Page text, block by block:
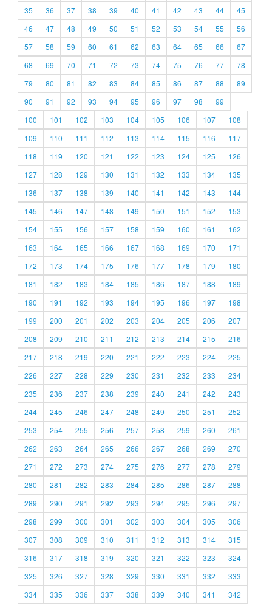
35
36 37 38 39 40 41 42 43 44
45
46
47 48 49 50 51 52 53 54 55
56
57
58 59 60 61 62 63 64 65 66
67
68
69 70 71 72 73 74 75 76 77
78
79
80 81 82 83 84 85 86 87 88
89
90
91 92 93 94 95 96 97 98
99
100
101 102 103 104 105 106 107
108
109
110 111 112 113 114 115 116
117
118
119 120 121 122 123 124 125
126
127
128 129 130 131 132 133 134
135
136
137 138 139 140 141 142 143
144
145
146 147 148 149 150 151 152
153
154
155 156 157 158 159 160 161
162
163
164 165 166 167 168 169 170
171
172
173 174 175 176 177 178 179
180
181
182 183 184 185 186 187 188
189
190
191 192 193 194 195 196 197
198
199
200 201 202 203 204 205 206
207
208
209 210 211 212 213 214 215
216
217
218 219 220 221 222 223 224
225
226
227 228 229 230 231 232 233
234
235
236 237 238 239 240 241 242
243
244
245 246 247 248 249 250 251
252
253
254 255 256 257 258 259 260
261
262
263 264 265 266 267 268 269
270
271
272 273 274 275 276 277 278
279
280
281 282 283 284 285 286 287
288
289
290 291 292 293 294 295 296
297
298
299 300 301 302 303 304 305
306
307
308 309 310 311 312 313 314
315
316
317 318 319 320 321 322 323
324
325
326 327 328 329 330 331 332
333
334
335 336 337 338 339 340 341
342